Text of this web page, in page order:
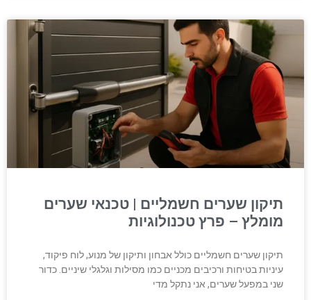
תיקון שערים חשמליים | טכנאי שערים
מומלץ – פרץ טכנולוגיות
תיקון שערים חשמליים כולל אבחון ותיקון של מנוע, לוח פיקוד,
עיניות בטיחות ורכיבים מכניים כמו מסילות וגלגלי שיניים. כדור
שני במפעל שערים, אני נתקל מדי